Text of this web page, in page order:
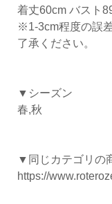
着丈60cm バスト
※1-3cm程度の誤
了承ください。
▼シーズン
春,秋
▼同じカテゴリの
https://